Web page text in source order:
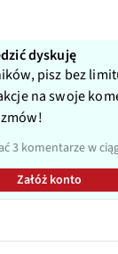
dyskuję
pisz bez
na swoje
3 komentarze w
Załóż konto